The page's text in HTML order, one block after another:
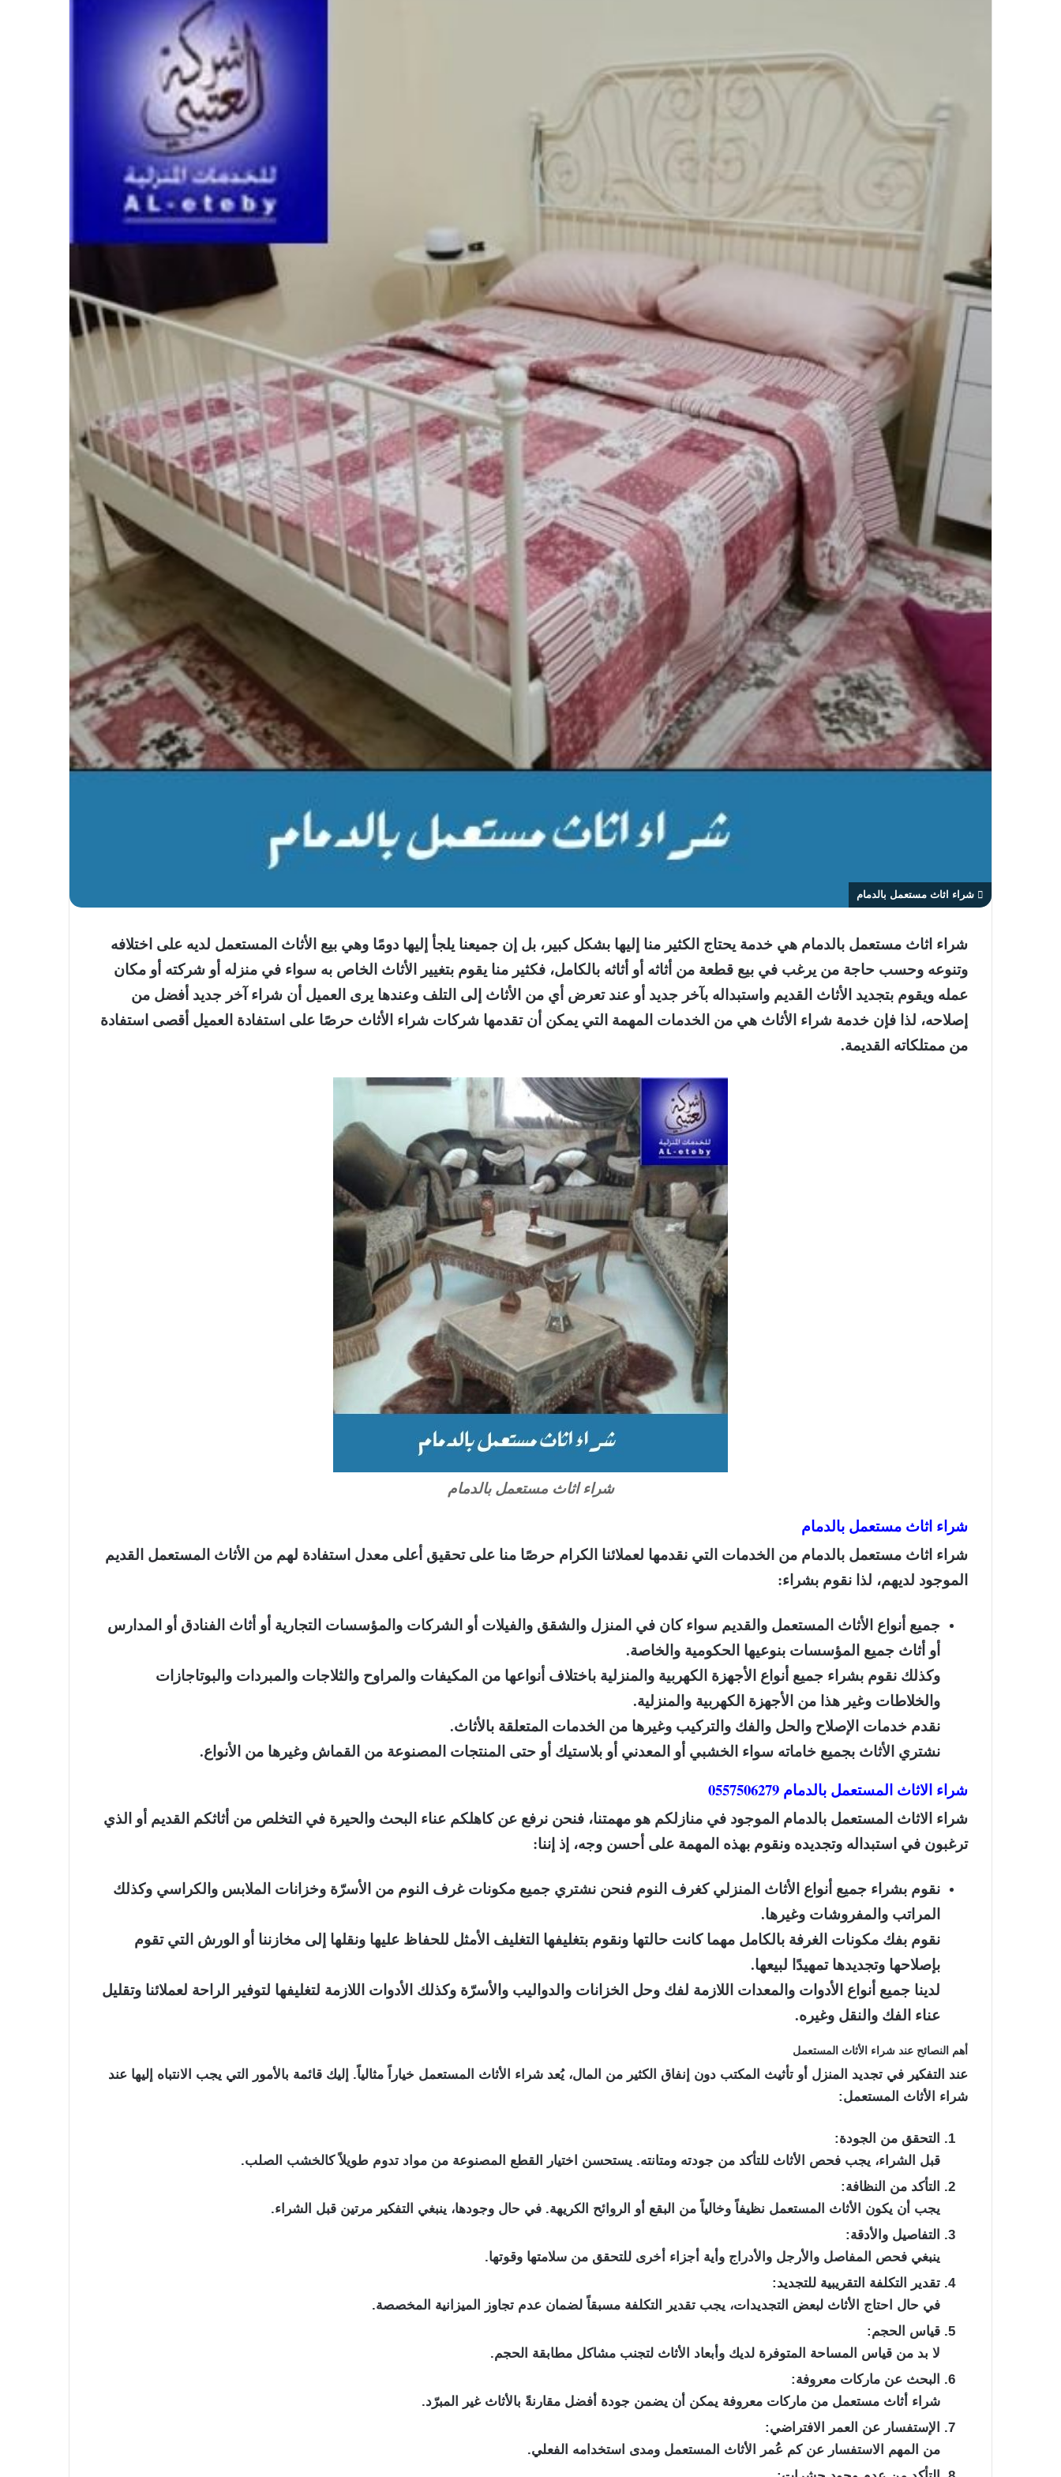
شراء اثاث مستعمل بالدمام
شراء اثاث مستعمل بالدمام هي خدمة يحتاج الكثير منا إليها بشكل كبير، بل إن جميعنا يلجأ إليها دومًا وهي بيع الأثاث المستعمل لديه على اختلافه
وتنوعه وحسب حاجة من يرغب في بيع قطعة من أثاثه أو أثاثه بالكامل، فكثير منا يقوم بتغيير الأثاث الخاص به سواء في منزله أو شركته أو مكان
عمله ويقوم بتجديد الأثاث القديم واستبداله بآخر جديد أو عند تعرض أي من الأثاث إلى التلف وعندها يرى العميل أن شراء آخر جديد أفضل من
إصلاحه، لذا فإن خدمة شراء الأثاث هي من الخدمات المهمة التي يمكن أن تقدمها شركات شراء الأثاث حرصًا على استفادة العميل أقصى استفادة
من ممتلكاته القديمة.
شراء اثاث مستعمل بالدمام
شراء اثاث مستعمل بالدمام
شراء اثاث مستعمل بالدمام من الخدمات التي نقدمها لعملائنا الكرام حرصًا منا على تحقيق أعلى معدل استفادة لهم من الأثاث المستعمل القديم
الموجود لديهم، لذا نقوم بشراء:
جميع أنواع الأثاث المستعمل والقديم سواء كان في المنزل والشقق والفيلات أو الشركات والمؤسسات التجارية أو أثاث الفنادق أو المدارس
أو أثاث جميع المؤسسات بنوعيها الحكومية والخاصة.
وكذلك نقوم بشراء جميع أنواع الأجهزة الكهربية والمنزلية باختلاف أنواعها من المكيفات والمراوح والثلاجات والمبردات والبوتاجازات
والخلاطات وغير هذا من الأجهزة الكهربية والمنزلية.
نقدم خدمات الإصلاح والحل والفك والتركيب وغيرها من الخدمات المتعلقة بالأثاث.
نشتري الأثاث بجميع خاماته سواء الخشبي أو المعدني أو بلاستيك أو حتى المنتجات المصنوعة من القماش وغيرها من الأنواع.
شراء الاثاث المستعمل بالدمام 0557506279
شراء الاثاث المستعمل بالدمام الموجود في منازلكم هو مهمتنا، فنحن نرفع عن كاهلكم عناء البحث والحيرة في التخلص من أثاثكم القديم أو الذي
ترغبون في استبداله وتجديده ونقوم بهذه المهمة على أحسن وجه، إذ إننا:
نقوم بشراء جميع أنواع الأثاث المنزلي كغرف النوم فنحن نشتري جميع مكونات غرف النوم من الأسرّة وخزانات الملابس والكراسي وكذلك
المراتب والمفروشات وغيرها.
نقوم بفك مكونات الغرفة بالكامل مهما كانت حالتها ونقوم بتغليفها التغليف الأمثل للحفاظ عليها ونقلها إلى مخازننا أو الورش التي تقوم
بإصلاحها وتجديدها تمهيدًا لبيعها.
لدينا جميع أنواع الأدوات والمعدات اللازمة لفك وحل الخزانات والدواليب والأسرّة وكذلك الأدوات اللازمة لتغليفها لتوفير الراحة لعملائنا وتقليل
عناء الفك والنقل وغيره.
أهم النصائح عند شراء الأثاث المستعمل
عند التفكير في تجديد المنزل أو تأثيث المكتب دون إنفاق الكثير من المال، يُعد شراء الأثاث المستعمل خياراً مثالياً. إليك قائمة بالأمور التي يجب الانتباه إليها عند
شراء الأثاث المستعمل:
التحقق من الجودة:
قبل الشراء، يجب فحص الأثاث للتأكد من جودته ومتانته. يستحسن اختيار القطع المصنوعة من مواد تدوم طويلاً كالخشب الصلب.
التأكد من النظافة:
يجب أن يكون الأثاث المستعمل نظيفاً وخالياً من البقع أو الروائح الكريهة. في حال وجودها، ينبغي التفكير مرتين قبل الشراء.
التفاصيل والأدقة:
ينبغي فحص المفاصل والأرجل والأدراج وأية أجزاء أخرى للتحقق من سلامتها وقوتها.
تقدير التكلفة التقريبية للتجديد:
في حال احتاج الأثاث لبعض التجديدات، يجب تقدير التكلفة مسبقاً لضمان عدم تجاوز الميزانية المخصصة.
قياس الحجم:
لا بد من قياس المساحة المتوفرة لديك وأبعاد الأثاث لتجنب مشاكل مطابقة الحجم.
البحث عن ماركات معروفة:
شراء أثاث مستعمل من ماركات معروفة يمكن أن يضمن جودة أفضل مقارنةً بالأثاث غير المبرّد.
الإستفسار عن العمر الافتراضي:
من المهم الاستفسار عن كم عُمر الأثاث المستعمل ومدى استخدامه الفعلي.